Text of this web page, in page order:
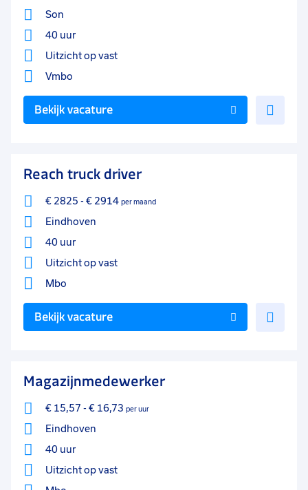
Son
40 uur
Uitzicht op vast
Vmbo
Bekijk vacature
Reach truck driver
€ 2825 - € 2914 per maand
Eindhoven
40 uur
Uitzicht op vast
Mbo
Bekijk vacature
Magazijnmedewerker
€ 15,57 - € 16,73 per uur
Eindhoven
40 uur
Uitzicht op vast